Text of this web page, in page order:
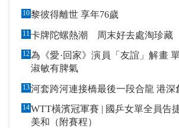
10 黎彼得離世 享年76歲
11 卡牌陀螺熱潮 周末好去處淘珍藏
12為《愛·回家》演員「友誼」解畫 單立文指滕麗名林
淑敏有脾氣
13 河套跨河連
14WTT橫濱冠軍賽 | 國乒女單全員
美和（附賽程）